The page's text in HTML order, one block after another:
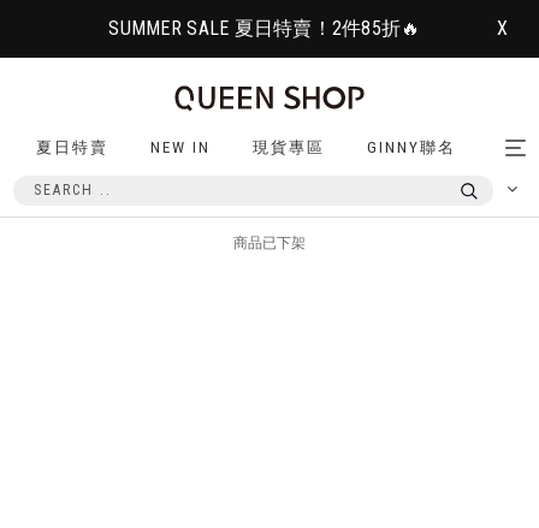
SUMMER SALE 夏日特賣！2件85折🔥 X
夏日特賣 NEW IN 現貨專區 GINNY聯名
商品已下架